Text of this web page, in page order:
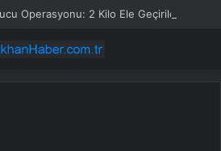
Operasyonu: 2 Kilo Ele Geçirildi